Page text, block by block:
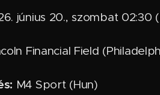
június 20., szombat 02:30
Financial Field
M4 Sport (Hun)